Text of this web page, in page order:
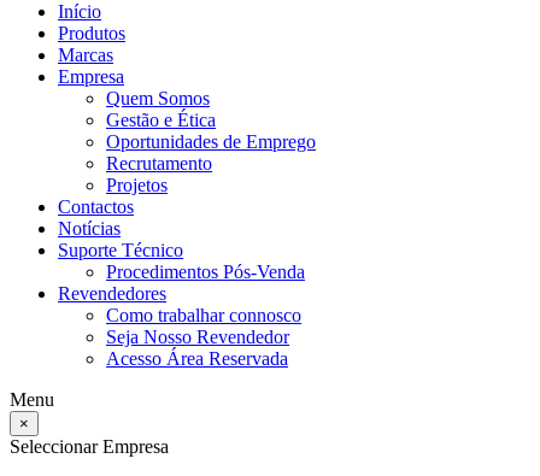
Início
Produtos
Marcas
Empresa
Quem Somos
Gestão e Ética
Oportunidades de Emprego
Recrutamento
Projetos
Contactos
Notícias
Suporte Técnico
Procedimentos Pós-Venda
Revendedores
Como trabalhar connosco
Seja Nosso Revendedor
Acesso Área Reservada
Menu
×
Seleccionar Empresa